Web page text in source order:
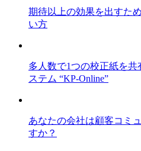
期待以上の効果を出すた
い方
多人数で1つの校正紙を
ステム “KP-Online”
あなたの会社は顧客コミ
すか？